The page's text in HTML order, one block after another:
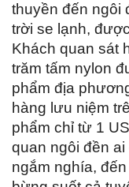
thuyền đến ngôi
trời se lạnh,
Khách quan sát
trăm tấm nylon
phẩm địa
hàng lưu niệm
phẩm chỉ từ 1
quan ngôi đền
ngắm nghía,